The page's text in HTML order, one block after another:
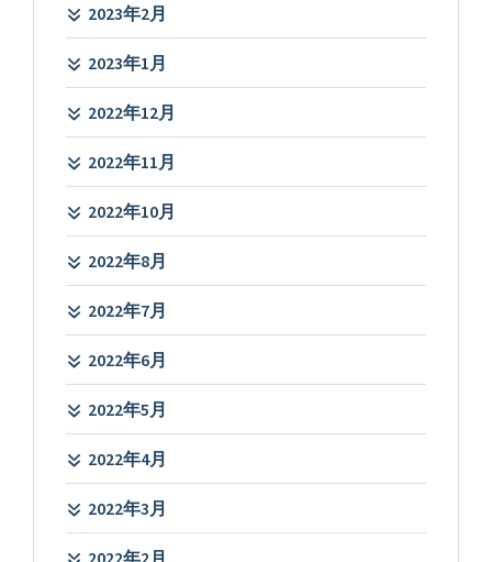
2023年2月
2023年1月
2022年12月
2022年11月
2022年10月
2022年8月
2022年7月
2022年6月
2022年5月
2022年4月
2022年3月
2022年2月